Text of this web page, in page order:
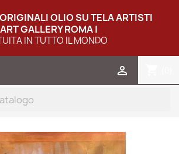
OLIO SU TELA ARTISTI
GALLERY ROMA |
IN TUTTO IL MONDO
